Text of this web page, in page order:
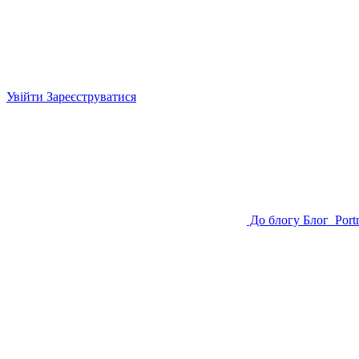
Увійти Зареєструватися
До блогу Блог